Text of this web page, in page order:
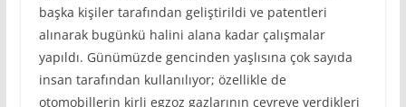
başka kişiler tarafından geliştirildi ve patentleri
alınarak bugünkü halini alana kadar çalışmalar
yapıldı. Günümüzde gencinden yaşlısına çok sayıda
insan tarafından kullanılıyor; özellikle de
otomobillerin kirli egzoz gazlarının çevreye verdikleri